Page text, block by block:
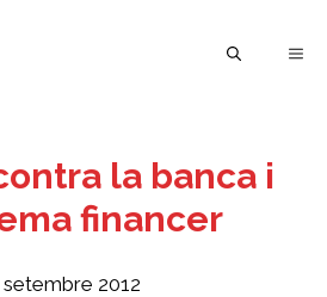
la banca i
financer
setembre 2012